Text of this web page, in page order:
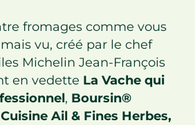
fromages comme vous
vu, créé par le chef
Michelin Jean-François
en vedette La Vache qui
, Boursin®
Ail & Fines Herbes,